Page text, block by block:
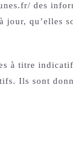
des
jour,
à titre
Ils sont